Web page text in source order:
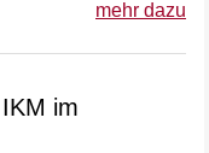
mehr dazu
im